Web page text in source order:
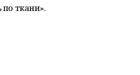
ткани».